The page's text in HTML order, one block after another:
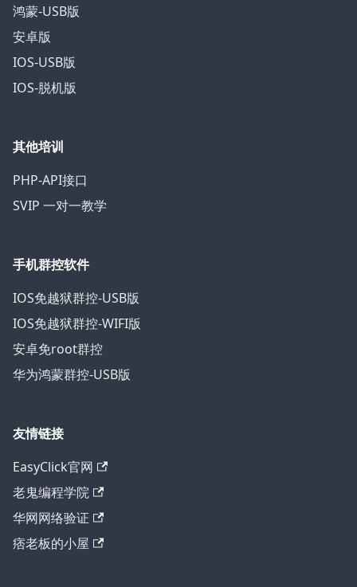
鸿蒙-USB版
安卓版
IOS-USB版
IOS-脱机版
其他培训
PHP-API接口
SVIP 一对一教学
手机群控软件
IOS免越狱群控-USB版
IOS免越狱群控-WIFI版
安卓免root群控
华为鸿蒙群控-USB版
友情链接
EasyClick官网
老鬼编程学院
华网网络验证
痞老板的小屋